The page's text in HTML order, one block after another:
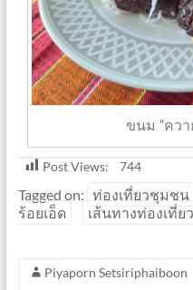
ขนม "ควา
Post Views: 744
Tagged on: ท่องเที่ยวชุมชน
ร้อยเอ็ด
เส้นทางท่องเที่ยว
Piyaporn Setsiriphaiboon